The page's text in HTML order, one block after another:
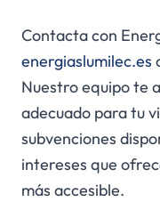
Contacta con
energiaslumilec.es
Nuestro equipo te
adecuado para tu
subvenciones
intereses que
más accesible.